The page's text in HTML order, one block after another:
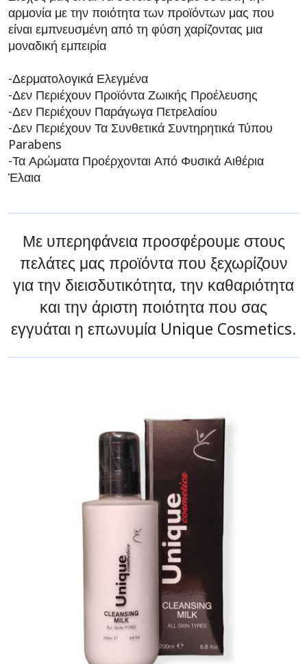
αρμονία με την ποιότητα των προϊόντων μας που
είναι εμπνευσμένη από τη φύση χαρίζοντας μια
μοναδική εμπειρία
-Δερματολογικά Ελεγμένα
-Δεν Περιέχουν Προϊόντα Ζωικής Προέλευσης
-Δεν Περιέχουν Παράγωγα Πετρελαίου
-Δεν Περιέχουν Τα Συνθετικά Συντηρητικά Τύπου
Parabens
-Τα Αρώματα Προέρχονται Από Φυσικά Αιθέρια
Έλαια
Με υπερηφάνεια προσφέρουμε στους
πελάτες μας προϊόντα που ξεχωρίζουν
για την διεισδυτικότητα, την καθαριότητα
και την άριστη ποιότητα που σας
εγγυάται η επωνυμία Unique Cosmetics.